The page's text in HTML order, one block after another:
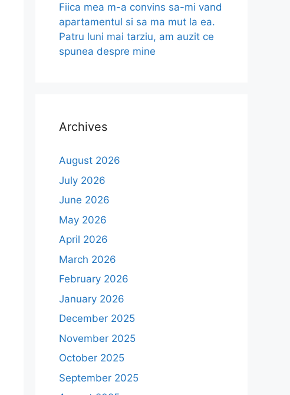
Fiica mea m-a convins sa-mi vand
apartamentul si sa ma mut la ea.
Patru luni mai tarziu, am auzit ce
spunea despre mine
Archives
August 2026
July 2026
June 2026
May 2026
April 2026
March 2026
February 2026
January 2026
December 2025
November 2025
October 2025
September 2025